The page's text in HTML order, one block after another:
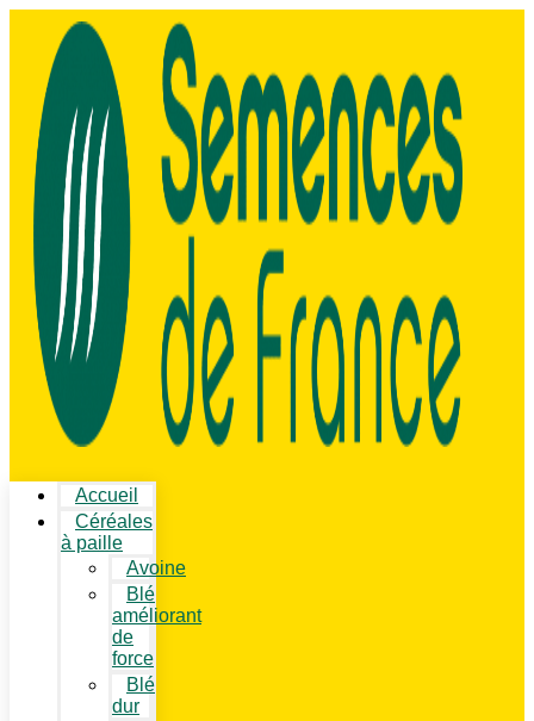
Accueil
Céréales
à paille
Avoine
Blé
améliorant
de
force
Blé
dur